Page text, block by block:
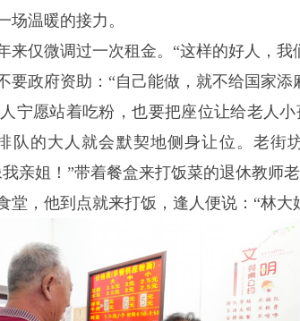
场温暖的接力。
来仅微调过一次租金。“这样的好人，
政府资助：“自己能做，就不给国家添
宁愿站着吃粉，也要把座位让给老人
队的大人就会默契地侧身让位。老街
亲姐！”带着餐盒来打饭菜的退休教师
堂，他到点就来打饭，逢人便说：“林大